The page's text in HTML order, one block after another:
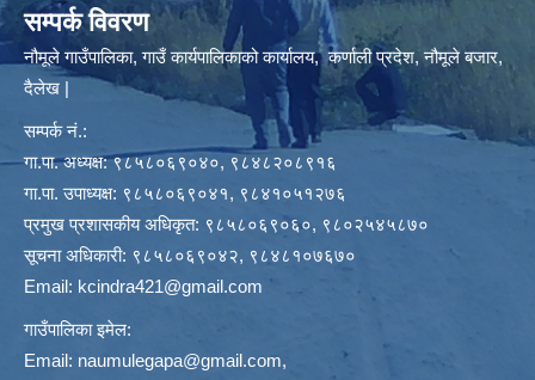
सम्पर्क विवरण
नौमूले गाउँपालिका, गाउँ कार्यपालिकाको कार्यालय, कर्णाली प्रदेश, नौमूले बजार,
दैलेख |
सम्पर्क नं.:
गा.पा. अध्यक्ष: ९८५८०६९०४०, ९८४८२०८९१६
गा.पा. उपाध्यक्ष: ९८५८०६९०४१, ९८४१०५१२७६
प्रमुख प्रशासकीय अधिकृत: ९८५८०६९०६०, ९८०२५४५८७०
सूचना अधिकारी: ९८५८०६९०४२, ९८४८१०७६७०
Email: kcindra421@gmail.com
गाउँपालिका इमेल:
Email: naumulegapa@gmail.com,